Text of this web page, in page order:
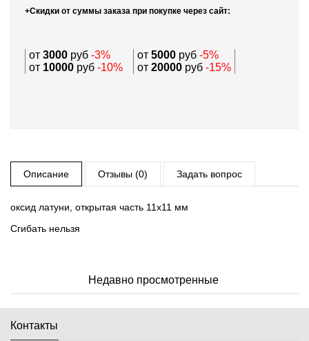
+Скидки от суммы заказа при покупке через сайт:
от 3000 руб -3% от 5000 руб -5%
от 10000 руб -10% от 20000 руб -15%
Описание Отзывы (0) Задать вопрос
оксид латуни, открытая часть 11х11 мм
Сгибать нельзя
Недавно просмотренные
Контакты